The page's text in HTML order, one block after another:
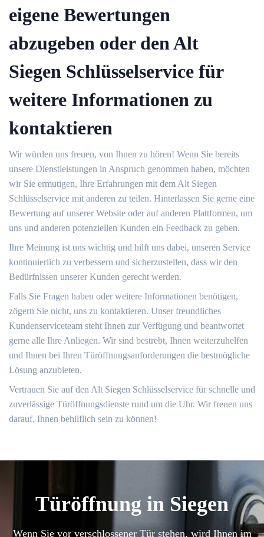
eigene Bewertungen
abzugeben oder den Alt
Siegen Schlüsselservice für
weitere Informationen zu
kontaktieren
Wir würden uns freuen, von Ihnen zu hören!​ Wenn Sie bereits
unsere Dienstleistungen in Anspruch genommen haben, möchten
wir Sie ermutigen, Ihre Erfahrungen mit dem Alt Siegen
Schlüsselservice mit anderen zu teilen. Hinterlassen Sie gerne eine
Bewertung auf unserer Website oder auf anderen Plattformen, um
uns und anderen potenziellen Kunden ein Feedback zu geben.​
Ihre Meinung ist uns wichtig und hilft uns dabei, unseren Service
kontinuierlich zu verbessern und sicherzustellen, dass wir den
Bedürfnissen unserer Kunden gerecht werden.​
Falls Sie Fragen haben oder weitere Informationen benötigen,
zögern Sie nicht, uns zu kontaktieren.​ Unser freundliches
Kundenserviceteam steht Ihnen zur Verfügung und beantwortet
gerne alle Ihre Anliegen.​ Wir sind bestrebt, Ihnen weiterzuhelfen
und Ihnen bei Ihren Türöffnungsanforderungen die bestmögliche
Lösung anzubieten.
Vertrauen Sie auf den Alt Siegen Schlüsselservice für schnelle und
zuverlässige Türöffnungsdienste rund um die Uhr. Wir freuen uns
darauf, Ihnen behilflich sein zu können!​
Türöffnung in Siegen
Wenn Sie vor verschlossener Tür stehen, wird Ihnen im